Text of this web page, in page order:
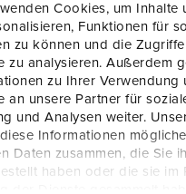
Cookies, um Inhalte
Funktionen für
zu können und die
zu analysieren. Außerdem
zu Ihrer Verwendung
an unsere Partner für
und Analysen weiter.
Informationen
Daten zusammen, die Sie
haben oder die sie im
Verteiler 6105234
XML Universelle LV-Daten
Verteiler 6105234
XML Leistungsverzeichnis
Verteiler 6105234